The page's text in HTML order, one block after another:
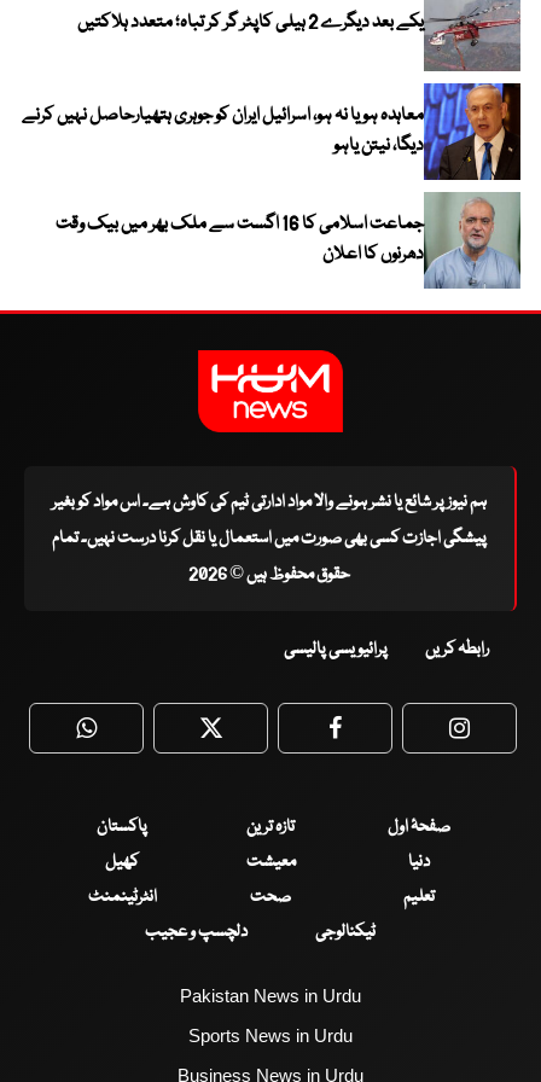
یکے بعد دیگرے 2 ہیلی کاپٹر گر کر تباہ؛ متعدد ہلاکتیں
معاہدہ ہو یا نہ ہو، اسرائیل ایران کو جوہری ہتھیارحاصل نہیں کرنے
دیگا، نیتن یاہو
جماعت اسلامی کا 16 اگست سے ملک بھر میں بیک وقت
دھرنوں کا اعلان
ہم نیوز پر شائع یا نشر ہونے والا مواد ادارتی ٹیم کی کاوش ہے۔ اس مواد کو بغیر
پیشگی اجازت کسی بھی صورت میں استعمال یا نقل کرنا درست نہیں۔ تمام
حقوق محفوظ ہیں © 2026
رابطہ کریں پرائیویسی پالیسی
WhatsApp Twitter Facebook
صفحۂ اول تازہ ترین
پاکستان
دنیا
معیشت
کھیل
تعلیم
صحت
انٹرٹینمنٹ
ٹیکنالوجی
دلچسپ و عجیب
Pakistan News in Urdu
Sports News in Urdu
Business News in Urdu